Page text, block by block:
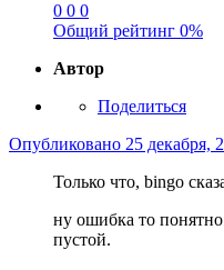
0 0 0
Общий рейтинг 0%
Автор
Поделиться
Опубликовано 25 декабря,
Только что, bingo
ну ошибка то понятно
пустой.